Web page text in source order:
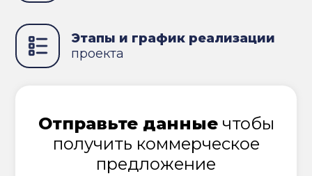
Этапы и график реализации
проекта
Отправьте данныечтобы
получить коммерческое
предложение